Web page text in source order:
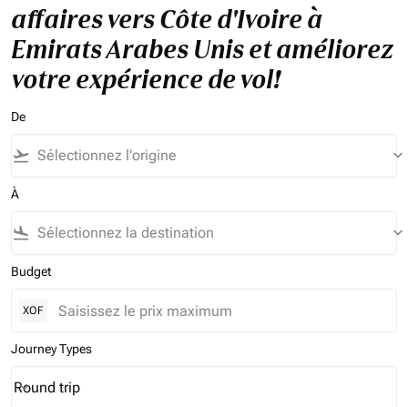
affaires vers Côte d'Ivoire à
Emirats Arabes Unis et améliorez
votre expérience de vol!
De
flight_takeoff keyboard_arrow_down
À
flight_land keyboard_arrow_down
Budget
XOF
Journey Types
Journey Types option Round trip Selected
Round trip
keyboard_arrow_down